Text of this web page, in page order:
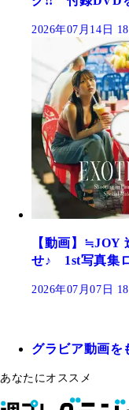
2026年07月14日
【動画】≒JOY
せ♪ 1st写真集
2026年07月07日
グラビア動画を
あなたにオススメ